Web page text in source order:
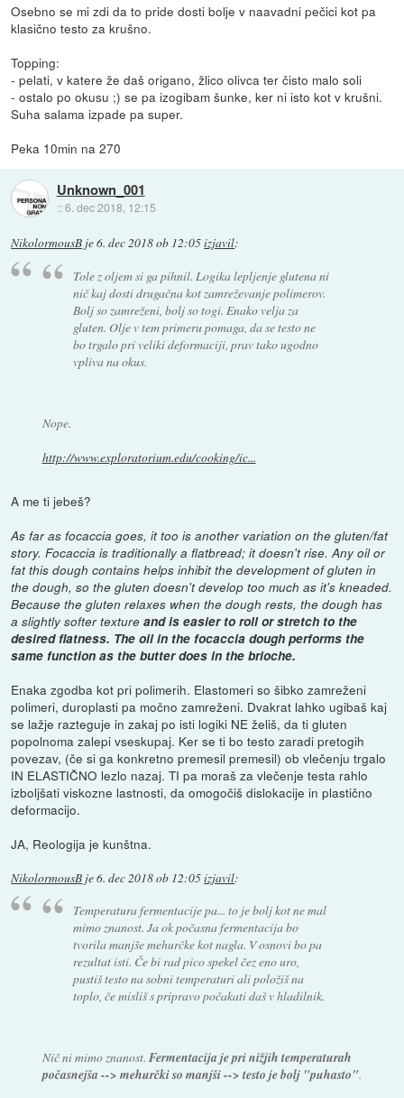
Osebno se mi zdi da to pride dosti bolje v naavadni pečici kot pa
klasično testo za krušno.
Topping:
- pelati, v katere že daš origano, žlico olivca ter čisto malo soli
- ostalo po okusu ;) se pa izogibam šunke, ker ni isto kot v krušni.
Suha salama izpade pa super.
Peka 10min na 270
Unknown_001
::6. dec 2018, 12:15
NikolormousB je6. dec 2018 ob 12:05izjavil:
Tole z oljem si ga pihnil. Logika lepljenje glutena ni
nič kaj dosti drugačna kot zamreževanje polimerov.
Bolj so zamreženi, bolj so togi. Enako velja za
gluten. Olje v tem primeru pomaga, da se testo ne
bo trgalo pri veliki deformaciji, prav tako ugodno
vpliva na okus.
Nope.
http://www.exploratorium.edu/cooking/ic...
A me ti jebeš?
As far as focaccia goes, it too is another variation on the gluten/fat
story. Focaccia is traditionally a flatbread; it doesn't rise. Any oil or
fat this dough contains helps inhibit the development of gluten in
the dough, so the gluten doesn't develop too much as it's kneaded.
Because the gluten relaxes when the dough rests, the dough has
a slightly softer textureand is easier to roll or stretch to the
desired flatness. The oil in the focaccia dough performs the
same function as the butter does in the brioche.
Enaka zgodba kot pri polimerih. Elastomeri so šibko zamreženi
polimeri, duroplasti pa močno zamreženi. Dvakrat lahko ugibaš kaj
se lažje razteguje in zakaj po isti logiki NE želiš, da ti gluten
popolnoma zalepi vseskupaj. Ker se ti bo testo zaradi pretogih
povezav, (če si ga konkretno premesil premesil) ob vlečenju trgalo
IN ELASTIČNO lezlo nazaj. TI pa moraš za vlečenje testa rahlo
izboljšati viskozne lastnosti, da omogočiš dislokacije in plastično
deformacijo.
JA, Reologija je kunštna.
NikolormousB je6. dec 2018 ob 12:05izjavil:
Temperatura fermentacije pa... to je bolj kot ne mal
mimo znanost. Ja ok počasna fermentacija bo
tvorila manjše mehurčke kot nagla. V osnovi bo pa
rezultat isti. Če bi rad pico spekel čez eno uro,
pustiš testo na sobni temperaturi ali položiš na
toplo, če misliš s pripravo počakati daš v hladilnik.
Nič ni mimo znanost. Fermentacija je pri nižjih temperaturah
počasnejša --> mehurčki so manjši --> testo je bolj "puhasto".